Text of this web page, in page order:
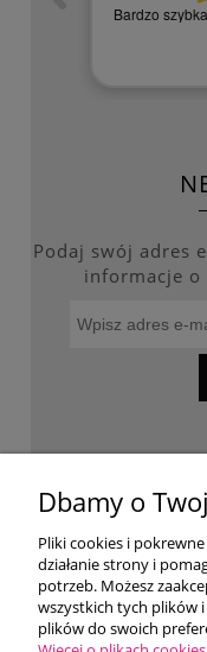
Bardzo
Podaj swój adres
informacje o
Dbamy o
Pliki cookies i
działanie strony i
potrzeb. Możesz
wszystkich tych plików
plików do swoich